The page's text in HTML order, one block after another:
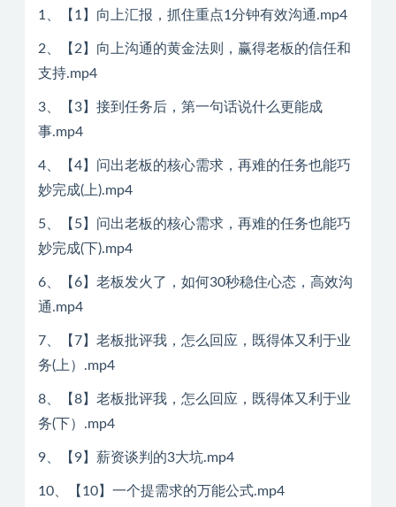
1、【1】向上汇报，抓住重点1分钟有效沟通.mp4
2、【2】向上沟通的黄金法则，赢得老板的信任和
支持.mp4
3、【3】接到任务后，第一句话说什么更能成
事.mp4
4、【4】问出老板的核心需求，再难的任务也能巧
妙完成(上).mp4
5、【5】问出老板的核心需求，再难的任务也能巧
妙完成(下).mp4
6、【6】老板发火了，如何30秒稳住心态，高效沟
通.mp4
7、【7】老板批评我，怎么回应，既得体又利于业
务(上）.mp4
8、【8】老板批评我，怎么回应，既得体又利于业
务(下）.mp4
9、【9】薪资谈判的3大坑.mp4
10、【10】一个提需求的万能公式.mp4